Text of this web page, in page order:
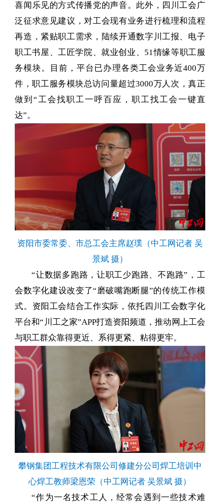
喜闻乐见的方式传播党的声音。此外，四川工会广
泛征求意见建议，对工会现有业务进行梳理和流程
再造，紧贴职工需求，陆续开通数字川工报、电子
职工书屋、工匠学院、就业创业、51情缘等职工服
务模块。目前，平台已办理各类工会业务近400万
件，职工服务模块总访问量超过3000万人次，真正
做到“工会找职工一呼百应，职工找工会一键直
达”。
资阳市委常委、市总工会主席赵璞（中工网记者 吴
景斌 摄）
“让数据多跑路，让职工少跑路、不跑路”，工
会数字化建设改变了“磨破嘴跑断腿”的传统工作模
式。资阳工会结合工作实际，依托四川工会数字化
平台和“川工之家”APP打造资阳频道，推动网上工会
与职工群众靠得更近、系得更紧、粘得更牢。
攀钢集团工程技术有限公司修建分公司焊工培训中
心焊工教师梁恩荣（中工网记者 吴景斌 摄）
“作为一名技术工人，经常会遇到一些技术难